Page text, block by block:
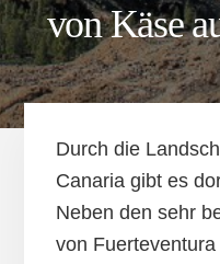
von Käse
Durch die
Canaria gibt es
Neben den sehr
von